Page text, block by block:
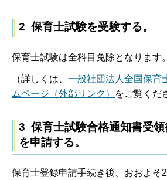
2 保育士試験を受験する。
保育士試験は全科目免除となります。
（詳しくは、 一般社団法人全国保育
ムページ（外部リンク）
をご覧くだ
3 保育士試験合格通知書受
を申請する。
保育士登録申請手続き後、おおよそ